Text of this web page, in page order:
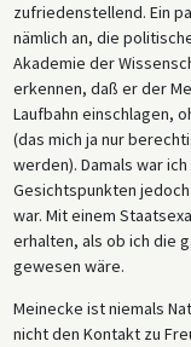
zufriedenstellend. Ein
nämlich an, die
Akademie der
erkennen, daß er der
Laufbahn einschlagen,
(das mich ja nur
werden). Damals war
Gesichtspunkten
war. Mit einem
erhalten, als ob ich die
gewesen wäre.
Meinecke ist niemals
nicht den Kontakt zu